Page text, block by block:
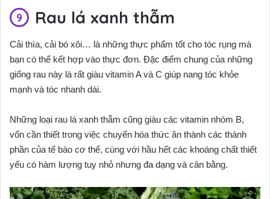
Rau lá xanh thẫm
Cải thìa, cải bó xôi… là những thực phẩm tốt cho tóc rụng mà
bạn có thể kết hợp vào thực đơn. Đặc điểm chung của những
giống rau này là rất giàu vitamin A và C giúp nang tóc khỏe
vốn cần thiết trong việc chuyển hóa thức ăn thành các thành
phần của tế bào cơ thể, cùng với hầu hết các khoáng chất thiết
yếu có hàm lượng tuy nhỏ nhưng đa dạng và cân bằng.